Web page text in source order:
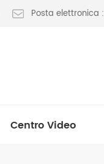
Posta elettronica :
Centro Video